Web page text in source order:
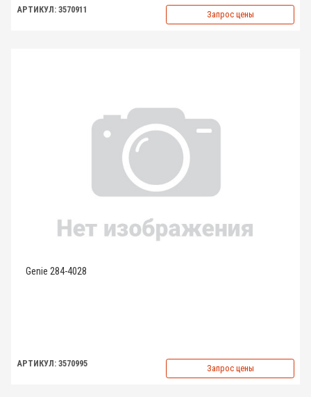
АРТИКУЛ: 3570911 Запрос цены
Genie 284-4028
АРТИКУЛ: 3570995 Запрос цены